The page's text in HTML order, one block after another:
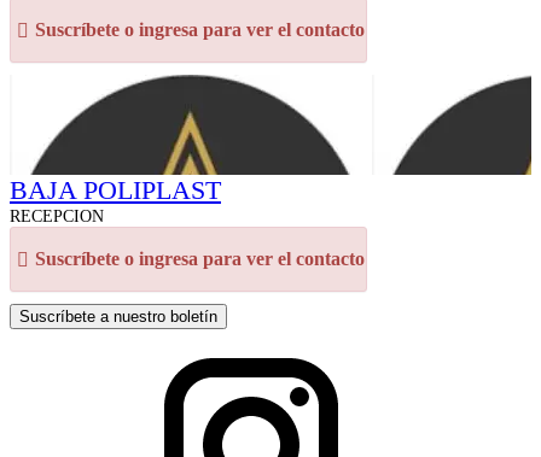
Suscríbete o ingresa para ver el contacto
BAJA POLIPLAST
RECEPCION
Suscríbete o ingresa para ver el contacto
Suscríbete a nuestro boletín